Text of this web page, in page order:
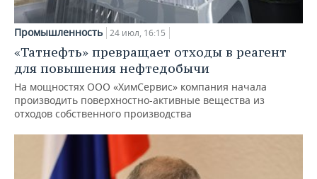
Промышленность 24 июл, 16:15
«Татнефть» превращает отходы в реагент
для повышения нефтедобычи
На мощностях ООО «ХимСервис» компания начала
производить поверхностно-активные вещества из
отходов собственного производства